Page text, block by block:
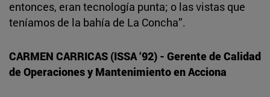
entonces, eran tecnología punta; o las vistas que
teníamos de la bahía de La Concha”.
CARMEN CARRICAS (ISSA ‘92) - Gerente de Calidad
de Operaciones y Mantenimiento en Acciona